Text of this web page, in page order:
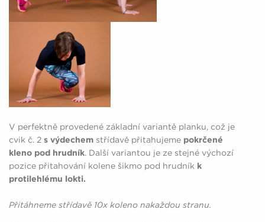
V perfektně provedené základní variantě planku, což je
cvik č. 2 s výdechem střídavě přitahujeme pokrčené
kleno pod hrudník. Další variantou je ze stejné výchozí
pozice přitahování kolene šikmo pod hrudník k
protilehlému lokti.
Přitáhneme střídavě 10x koleno nakaždou stranu.